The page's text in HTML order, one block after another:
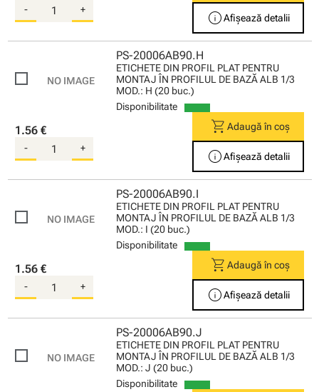
- + infoAfișează detalii
PS-20006AB90.H
ETICHETE DIN PROFIL PLAT PENTRU
MONTAJ ÎN PROFILUL DE BAZĂ ALB 1/3
MOD.: H (20 buc.)
Disponibilitate
1.56 €
- +
shopping_cartAdaugă în coș
infoAfișează detalii
PS-20006AB90.I
ETICHETE DIN PROFIL PLAT PENTRU
MONTAJ ÎN PROFILUL DE BAZĂ ALB 1/3
MOD.: I (20 buc.)
Disponibilitate
1.56 €
- +
shopping_cartAdaugă în coș
infoAfișează detalii
PS-20006AB90.J
ETICHETE DIN PROFIL PLAT PENTRU
MONTAJ ÎN PROFILUL DE BAZĂ ALB 1/3
MOD.: J (20 buc.)
Disponibilitate